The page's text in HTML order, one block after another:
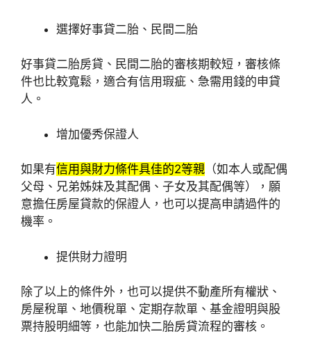
選擇好事貸二胎、民間二胎
好事貸二胎房貸、民間二胎的審核期較短，審核條
件也比較寬鬆，適合有信用瑕疵、急需用錢的申貸
人。
增加優秀保證人
如果有信用與財力條件具佳的2等親 （如本人或配偶
父母、兄弟姊妹及其配偶、子女及其配偶等），願
意擔任房屋貸款的保證人，也可以提高申請過件的
機率。
提供財力證明
除了以上的條件外，也可以提供不動產所有權狀、
房屋稅單、地價稅單、定期存款單、基金證明與股
票持股明細等，也能加快二胎房貸流程的審核。